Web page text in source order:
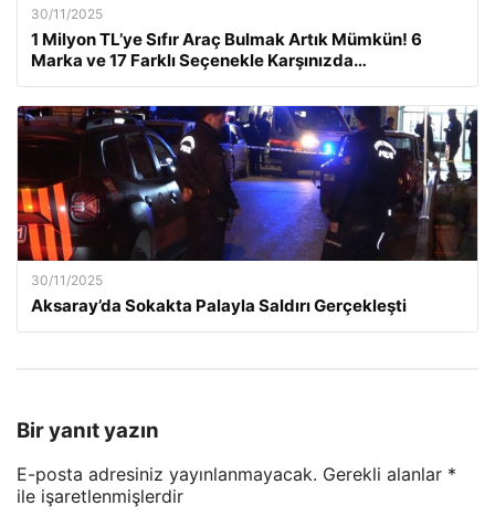
30/11/2025
1 Milyon TL’ye Sıfır Araç Bulmak Artık Mümkün! 6
Marka ve 17 Farklı Seçenekle Karşınızda…
30/11/2025
Aksaray’da Sokakta Palayla Saldırı Gerçekleşti
Bir yanıt yazın
E-posta adresiniz yayınlanmayacak. Gerekli alanlar *
ile işaretlenmişlerdir